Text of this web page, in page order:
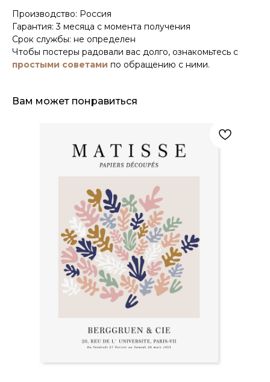
Производство: Россия
Гарантия: 3 месяца с момента получения
Срок службы: не определен
Чтобы постеры радовали вас долго, ознакомьтесь с
простыми советами по обращению с ними.
Вам может понравиться